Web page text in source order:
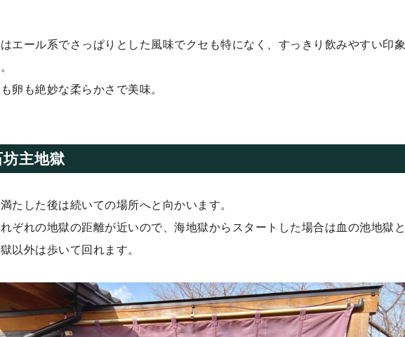
エール系でさっぱりとした風味でクセも特になく、すっきり飲みやすい印象
卵も絶妙な柔らかさで美味。
坊主地獄
たした後は続いての場所へと向かいます。
ぞれの地獄の距離が近いので、海地獄からスタートした場合は血の池地獄と
以外は歩いて回れます。